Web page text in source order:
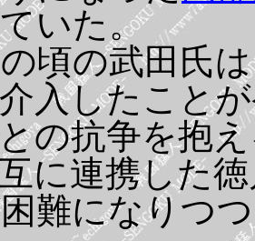
いた。
頃の武田氏
入したこと
の抗争を抱
に連携した
難になりつ